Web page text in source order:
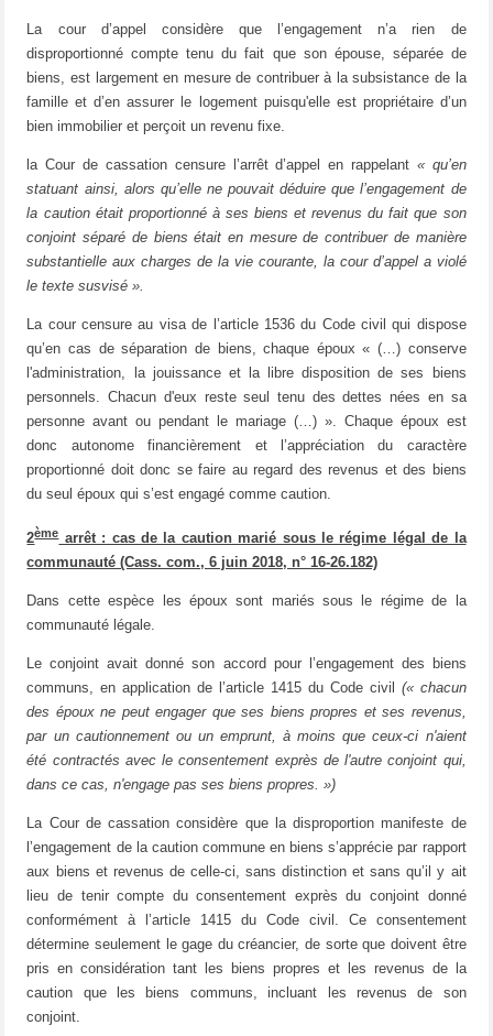
La cour d’appel considère que l’engagement n’a rien de
disproportionné compte tenu du fait que son épouse, séparée de
biens, est largement en mesure de contribuer à la subsistance de la
famille et d’en assurer le logement puisqu'elle est propriétaire d’un
bien immobilier et perçoit un revenu fixe.
la Cour de cassation censure l’arrêt d’appel en rappelant « qu’en
statuant ainsi, alors qu’elle ne pouvait déduire que l’engagement de
la caution était proportionné à ses biens et revenus du fait que son
conjoint séparé de biens était en mesure de contribuer de manière
substantielle aux charges de la vie courante, la cour d’appel a violé
le texte susvisé ».
La cour censure au visa de l’article 1536 du Code civil qui dispose
qu’en cas de séparation de biens, chaque époux « (…) conserve
l'administration, la jouissance et la libre disposition de ses biens
personnels. Chacun d'eux reste seul tenu des dettes nées en sa
personne avant ou pendant le mariage (…) ». Chaque époux est
donc autonome financièrement et l’appréciation du caractère
proportionné doit donc se faire au regard des revenus et des biens
du seul époux qui s’est engagé comme caution.
2èmearrêt : cas de la caution marié sous le régime légal de la
communauté (Cass. com., 6 juin 2018, n° 16-26.182)
Dans cette espèce les époux sont mariés sous le régime de la
communauté légale.
Le conjoint avait donné son accord pour l’engagement des biens
communs, en application de l’article 1415 du Code civil (« chacun
des époux ne peut engager que ses biens propres et ses revenus,
par un cautionnement ou un emprunt, à moins que ceux-ci n'aient
été contractés avec le consentement exprès de l'autre conjoint qui,
dans ce cas, n'engage pas ses biens propres. »)
La Cour de cassation considère que la disproportion manifeste de
l’engagement de la caution commune en biens s’apprécie par rapport
aux biens et revenus de celle-ci, sans distinction et sans qu’il y ait
lieu de tenir compte du consentement exprès du conjoint donné
conformément à l’article 1415 du Code civil. Ce consentement
détermine seulement le gage du créancier, de sorte que doivent être
pris en considération tant les biens propres et les revenus de la
caution que les biens communs, incluant les revenus de son
conjoint.